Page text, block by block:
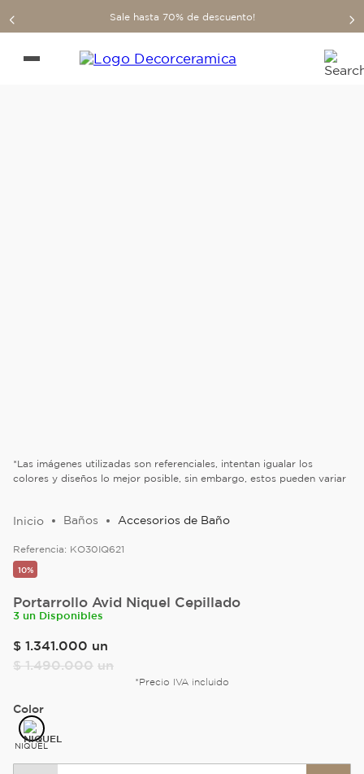
Sale hasta 70% de descuento!
*Las imágenes utilizadas son referenciales, intentan igualar los
colores y diseños lo mejor posible, sin embargo, estos pueden variar
Baños Accesorios de Baño
Referencia: KO30IQ621
10%
Portarrollo Avid Niquel Cepillado
3 un Disponibles
$ 1.341.000 un
$ 1.490.000 un
*Precio IVA incluido
Color
NIQUEL